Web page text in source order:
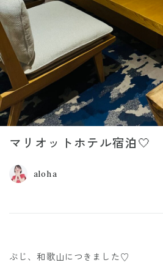
マリオットホテル宿泊🤍
aloha
ぶじ、和歌山につきました♡